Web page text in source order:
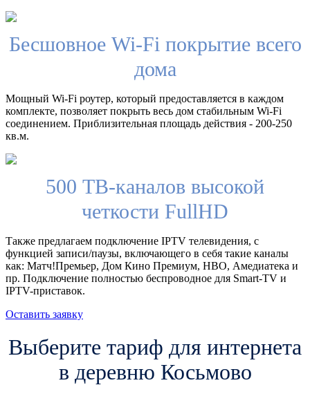
Бесшовное Wi-Fi покрытие всего
дома
Мощный Wi-Fi роутер, который предоставляется в каждом
комплекте, позволяет покрыть весь дом стабильным Wi-Fi
соединением. Приблизительная площадь действия - 200-250
кв.м.
500 ТВ-каналов высокой
четкости FullHD
Также предлагаем подключение IPTV телевидения, с
функцией записи/паузы, включающего в себя такие каналы
как: Матч!Премьер, Дом Кино Премиум, HBO, Амедиатека и
пр. Подключение полностью беспроводное для Smart-TV и
IPTV-приставок.
Оставить заявку
Выберите тариф для интернета
в деревню Косьмово